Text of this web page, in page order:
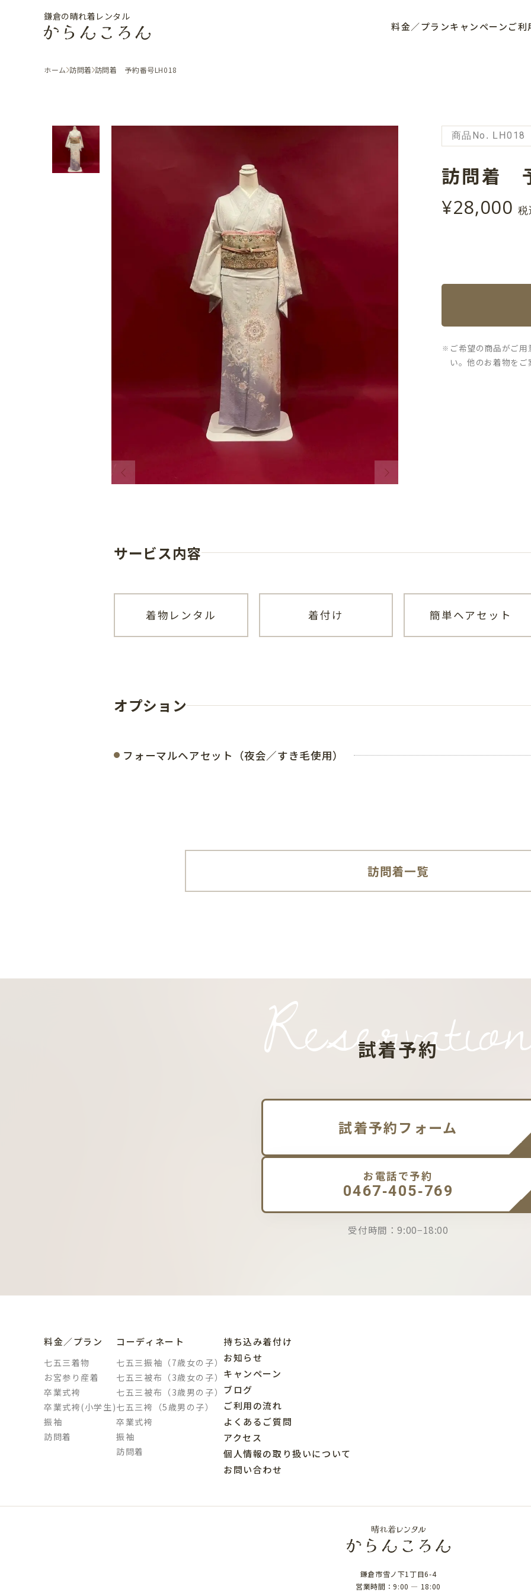
鎌倉の晴れ着レンタル
料金／プランキャンペーンご利
ホーム 訪問着 訪問着 予約番号LH018
商品No. LH018
訪問着
¥28,000 税
ご希望の商品がご
い。他のお着物を
サービス内容
着物レンタル 着付け 簡単ヘアセット
オプション
フォーマルヘアセット（夜会／すき毛使用）
訪問着一覧
試着予約
試着予約フォーム
お電話で予約
0467-405-769
受付時間：9:00−18:00
鎌倉市雪ノ下1丁目6-4
営業時間：9:00 ― 18:00
料金／プラン
七五三着物
お宮参り産着
卒業式袴
卒業式袴(小学生)
振袖
訪問着
コーディネート
七五三振袖（7歳女の子）
七五三被布（3歳女の子）
七五三被布（3歳男の子）
七五三袴（5歳男の子）
卒業式袴
振袖
訪問着
持ち込み着付け
お知らせ
キャンペーン
ブログ
ご利用の流れ
よくあるご質問
アクセス
個人情報の取り扱いについて
お問い合わせ